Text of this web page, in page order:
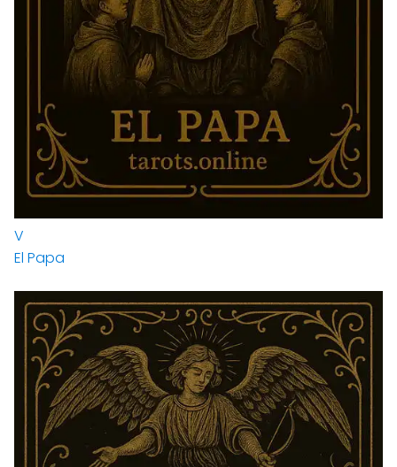
V
El Papa